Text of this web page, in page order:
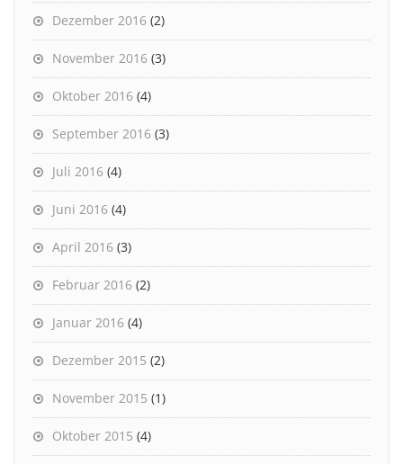
Dezember 2016 (2)
November 2016 (3)
Oktober 2016 (4)
September 2016 (3)
Juli 2016 (4)
Juni 2016 (4)
April 2016 (3)
Februar 2016 (2)
Januar 2016 (4)
Dezember 2015 (2)
November 2015 (1)
Oktober 2015 (4)